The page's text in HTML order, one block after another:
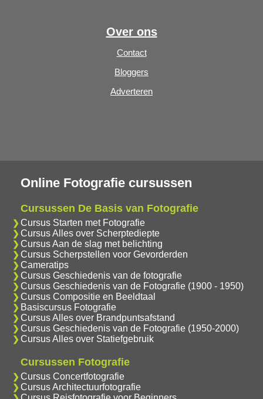
Over ons
Contact
Bloggers
Adverteren
Online Fotografie cursussen
Cursussen De Basis van Fotografie
Cursus Starten met Fotografie
Cursus Alles over Scherptediepte
Cursus Aan de slag met belichting
Cursus Scherpstellen voor Gevorderden
Cameratips
Cursus Geschiedenis van de fotografie
Cursus Geschiedenis van de Fotografie (1900 - 1950)
Cursus Compositie en Beeldtaal
Basiscursus Fotografie
Cursus Alles over Brandpuntsafstand
Cursus Geschiedenis van de Fotografie (1950-2000)
Cursus Alles over Statiefgebruik
Cursussen Fotografie
Cursus Concertfotografie
Cursus Architectuurfotografie